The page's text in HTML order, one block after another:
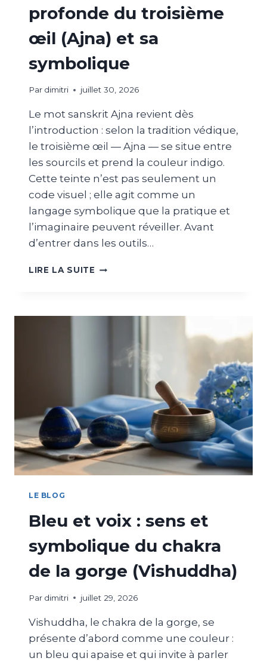
profonde du troisième
œil (Ajna) et sa
symbolique
Par dimitri juillet 30, 2026
Le mot sanskrit Ajna revient dès
l’introduction : selon la tradition védique,
le troisième œil — Ajna — se situe entre
les sourcils et prend la couleur indigo.
Cette teinte n’est pas seulement un
code visuel ; elle agit comme un
langage symbolique que la pratique et
l’imaginaire peuvent réveiller. Avant
d’entrer dans les outils…
LIRE LA SUITE
LE BLOG
Bleu et voix : sens et
symbolique du chakra
de la gorge (Vishuddha)
Par dimitri juillet 29, 2026
Vishuddha, le chakra de la gorge, se
présente d’abord comme une couleur :
un bleu qui apaise et qui invite à parler